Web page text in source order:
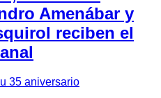
Amenábar y
reciben el